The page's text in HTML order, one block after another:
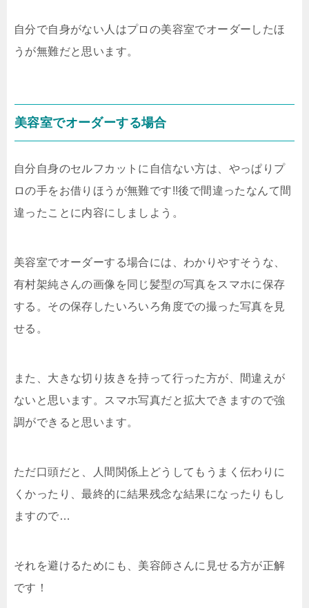
自分で自身がない人はプロの美容室でオーダーしたほ
うが無難だと思います。
美容室でオーダーする場合
自分自身のセルフカットに自信ない方は、やっぱりプ
ロの手をお借りほうが無難です!!後で間違ったなんて間
違ったことに内容にしましよう。
美容室でオーダーする場合には、わかりやすそうな、
有村架純さんの画像を同じ髪型の写真をスマホに保存
する。その保存したいろいろ角度での撮った写真を見
せる。
また、大きな切り抜きを持って行った方が、間違えが
ないと思います。スマホ写真だと拡大できますので強
調ができると思います。
ただ口頭だと、人間関係上どうしてもうまく伝わりに
くかったり、最終的に結果残念な結果になったりもし
ますので…
それを避けるためにも、美容師さんに見せる方が正解
です！